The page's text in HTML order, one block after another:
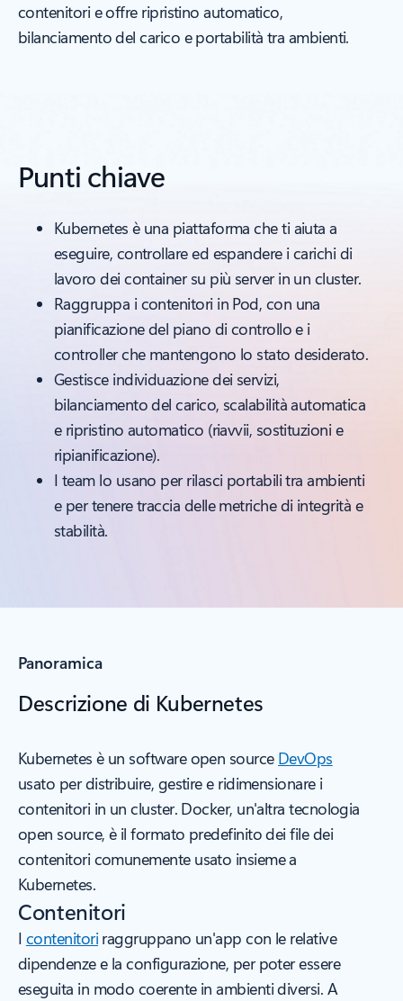
contenitori e offre ripristino automatico,
bilanciamento del carico e portabilità tra ambienti.
Punti chiave
Kubernetes è una piattaforma che ti aiuta a
eseguire, controllare ed espandere i carichi di
lavoro dei container su più server in un cluster.
Raggruppa i contenitori in Pod, con una
pianificazione del piano di controllo e i
controller che mantengono lo stato desiderato.
Gestisce individuazione dei servizi,
bilanciamento del carico, scalabilità automatica
e ripristino automatico (riavvii, sostituzioni e
ripianificazione).
I team lo usano per rilasci portabili tra ambienti
e per tenere traccia delle metriche di integrità e
stabilità.
Panoramica
Descrizione di Kubernetes
Kubernetes è un software open source DevOps
usato per distribuire, gestire e ridimensionare i
contenitori in un cluster. Docker, un'altra tecnologia
open source, è il formato predefinito dei file dei
contenitori comunemente usato insieme a
Kubernetes.
Contenitori
I contenitoriraggruppano un'app con le relative
dipendenze e la configurazione, per poter essere
eseguita in modo coerente in ambienti diversi. A